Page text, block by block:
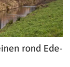
rond Ede-